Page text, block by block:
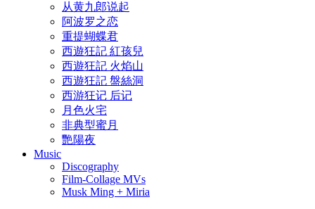
从黄九郎说起
阿波罗之恋
重提蝴蝶君
西遊狂記 紅孩兒
西遊狂記 火焰山
西遊狂記 盤絲洞
西游狂记 后记
月色火宅
非典型蜜月
艷陽夜
Music
Discography
Film-Collage MVs
Musk Ming + Miria